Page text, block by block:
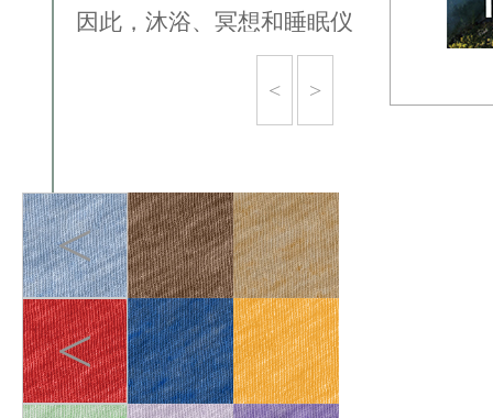
< >
因此，沐浴、冥想和睡眠仪
式等以休息为中⼼的体验将
<
<